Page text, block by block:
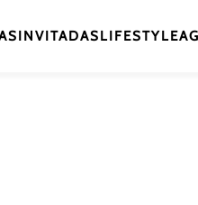
INVITADASLIFESTYLE